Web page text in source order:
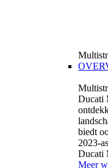
Ducati
biedt
2023-
Ducati
Meer